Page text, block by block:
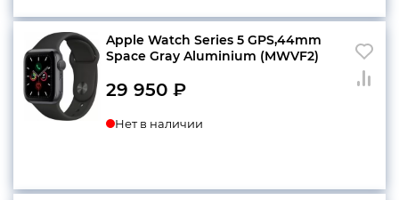
Apple Watch Series 5 GPS,44mm
Space Gray Aluminium (MWVF2)
29 950 ₽
Нет в наличии